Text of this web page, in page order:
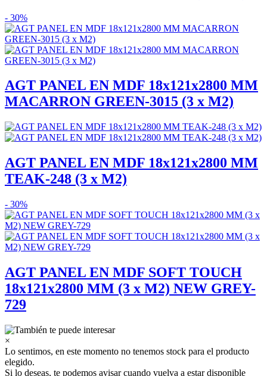
- 30%
AGT PANEL EN MDF 18x121x2800 MM
MACARRON GREEN-3015 (3 x M2)
AGT PANEL EN MDF 18x121x2800 MM
TEAK-248 (3 x M2)
- 30%
AGT PANEL EN MDF SOFT TOUCH
18x121x2800 MM (3 x M2) NEW GREY-
729
×
Lo sentimos, en este momento no tenemos stock para el producto
elegido.
Si lo deseas, te podemos avisar cuando vuelva a estar disponible